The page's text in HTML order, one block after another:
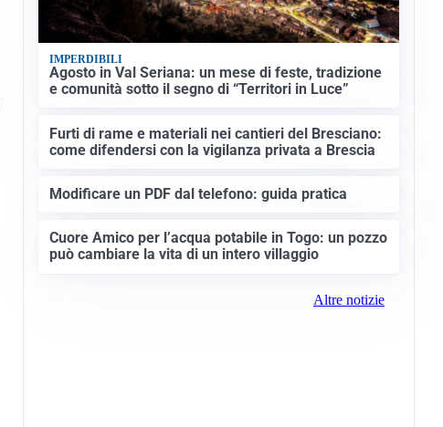
IMPERDIBILI
Agosto in Val Seriana: un mese di feste, tradizione
e comunità sotto il segno di “Territori in Luce”
Furti di rame e materiali nei cantieri del Bresciano:
come difendersi con la vigilanza privata a Brescia
Modificare un PDF dal telefono: guida pratica
Cuore Amico per l’acqua potabile in Togo: un pozzo
può cambiare la vita di un intero villaggio
Altre notizie